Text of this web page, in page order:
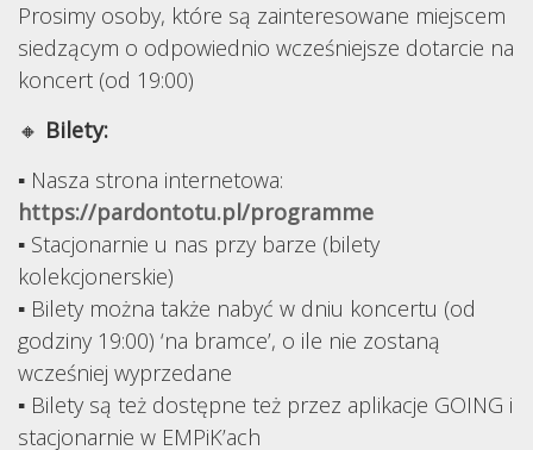
Prosimy osoby, które są zainteresowane miejscem
siedzącym o odpowiednio wcześniejsze dotarcie na
koncert (od 19:00)
🔸 Bilety:
▪ Nasza strona internetowa:
https://pardontotu.pl/programme
▪ Stacjonarnie u nas przy barze (bilety
kolekcjonerskie)
▪ Bilety można także nabyć w dniu koncertu (od
godziny 19:00) ‘na bramce’, o ile nie zostaną
wcześniej wyprzedane
▪ Bilety są też dostępne też przez aplikacje GOING i
stacjonarnie w EMPiK’ach